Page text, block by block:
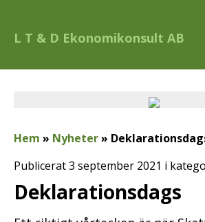
L T & D Ekonomikonsult AB
Hem » Nyheter»
Publicerat 3 september 2021 i
Deklarationsdags